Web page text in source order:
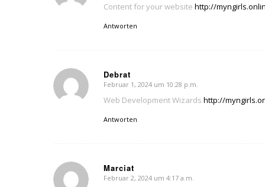
Content for your website http://
Antworten
Debrat
sagte:
Februar 1, 2024 um 10:28 p.m.
Web Development Wizards http://
Antworten
Marciat
sagte:
Februar 2, 2024 um 4:17 a.m.